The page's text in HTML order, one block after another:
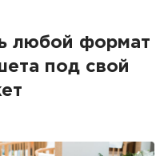
любой формат
под свой